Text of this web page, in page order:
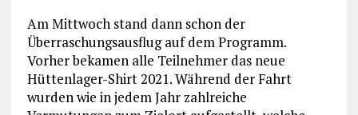
Am Mittwoch stand dann schon der
Überraschungsausflug auf dem Programm.
Vorher bekamen alle Teilnehmer das neue
Hüttenlager-Shirt 2021. Während der Fahrt
wurden wie in jedem Jahr zahlreiche